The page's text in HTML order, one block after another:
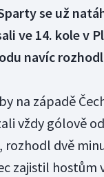
se už
ve 14. kole v
navíc
na západě
vždy gólově
rozhodl dvě
zajistil hostům